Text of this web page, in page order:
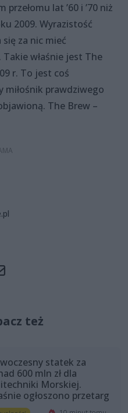
lat ’60 i ’70 niż
2009. Wyrazistość
za nic mieć
Takie właśnie jest The
r. To jest coś
miłośnik prawdziwego
The Brew –
też
statek za
600 mln zł dla
Morskiej.
ogłoszono przetarg